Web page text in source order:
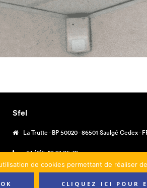
Sfel
La Trutte - BP 50020 - 86501 Saulgé Cedex -
+33 (0)5 49 91 06 78
contact@sfel.fr
de cookies permettant de réaliser
OK CLIQUEZ ICI POUR